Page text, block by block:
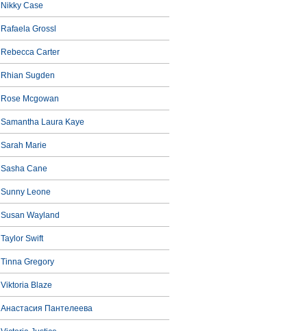
Nikky Case
Rafaela Grossl
Rebecca Carter
Rhian Sugden
Rose Mcgowan
Samantha Laura Kaye
Sarah Marie
Sasha Cane
Sunny Leone
Susan Wayland
Taylor Swift
Tinna Gregory
Viktoria Blaze
Анастасия Пантелеева